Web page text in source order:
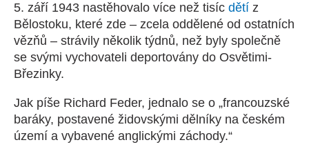
5. září 1943 nastěhovalo více než tisíc dětí z
Bělostoku, které zde – zcela oddělené od ostatních
vězňů – strávily několik týdnů, než byly společně
se svými vychovateli deportovány do Osvětimi-
Březinky.
Jak píše Richard Feder, jednalo se o „francouzské
baráky, postavené židovskými dělníky na českém
území a vybavené anglickými záchody.“